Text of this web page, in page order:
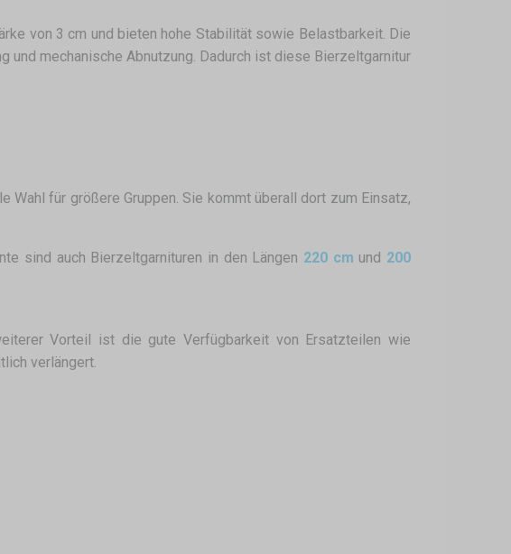
von 3 cm und bieten hohe Stabilität sowie Belastbarkeit. Die
und mechanische Abnutzung. Dadurch ist diese Bierzeltgarnitur
Wahl für größere Gruppen. Sie kommt überall dort zum Einsatz,
sind auch Bierzeltgarnituren in den Längen 220 cm und 200
Vorteil ist die gute Verfügbarkeit von Ersatzteilen wie
verlängert.